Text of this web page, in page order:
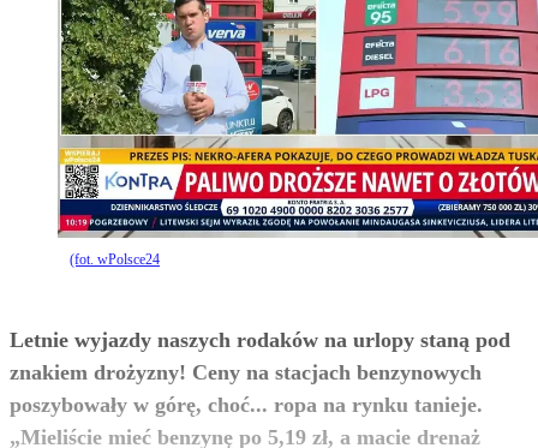
(fot. wPolsce24
Letnie wyjazdy naszych rodaków na urlopy staną pod
znakiem drożyzny! Ceny na stacjach benzynowych
poszybowały w górę, choć... ropa na rynku tanieje.
„Mieliście mieć benzynę po 5,19 zł, a macie drenaż